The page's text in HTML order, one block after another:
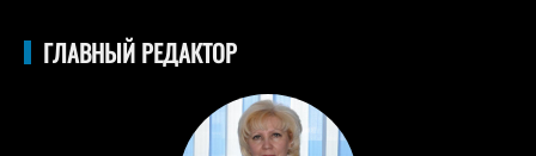
ГЛАВНЫЙ РЕДАКТОР